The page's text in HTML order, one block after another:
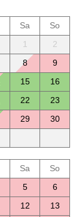
Sa
So
1
2
8
9
15
16
22
23
29
30
Sa
So
5
6
12
13